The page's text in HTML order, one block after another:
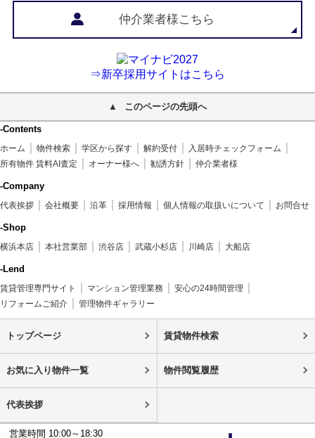
仲介業者様こちら
⇒新卒採用サイトはこちら
このページの先頭へ
-Contents
ホーム 物件検索 学区から探す 解約受付
入居時チェックフォーム
所有物件 賃料AI査定
オーナー様へ 勧誘方針 仲介業者様
-Company
代表挨拶 会社概要 沿革 採用情報 個人情報の取扱いについて お問合せ
-Shop
横浜本店 本社営業部 渋谷店 武蔵小杉店 川崎店 大船店
-Lend
賃貸管理専門サイト マンション管理業務
安心の24時間管理
リフォームご紹介
管理物件ギャラリー
トップページ 賃貸物件検索
お気に入り物件一覧 物件閲覧履歴
代表挨拶
営業時間 10:00～18:30